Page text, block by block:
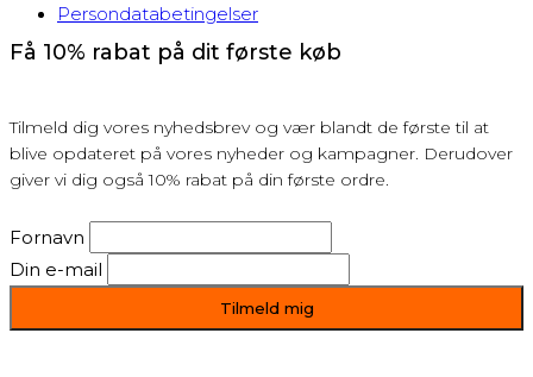
Persondatabetingelser
Få 10% rabat på dit første køb
Tilmeld dig vores nyhedsbrev og vær blandt de første til at
blive opdateret på vores nyheder og kampagner. Derudover
giver vi dig også 10% rabat på din første ordre.
Fornavn
Din e-mail